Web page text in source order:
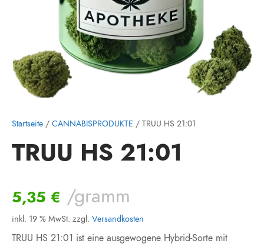
Startseite / CANNABISPRODUKTE / TRUU HS 21:01
TRUU HS 21:01
5,35 € /gramm
inkl. 19 % MwSt. zzgl. Versandkosten
TRUU HS 21:01 ist eine ausgewogene Hybrid-Sorte mit